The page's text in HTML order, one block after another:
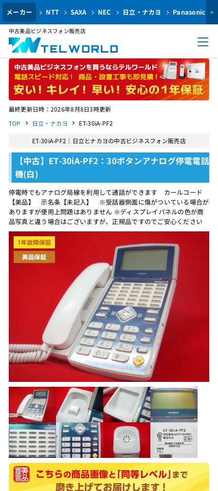
メーカー NTT SAXA NEC 日立・ナカヨ Panasonic >
中古美品ビジネスフォン販売店
最終更新日時：2026年8月8日3時更新
TOP
日立・ナカヨ ET-30iA-PF2
ET-30iA-PF2｜日立とナカヨの中古ビジネスフォン販売店
【中古】ET-30iA-PF2：30ボタンアナログ停電電話
機(白)
停電時でもアナログ局線を利用して通話ができます カールコード
【美品】 示名条【未記入】 ※受話器側面に傷がついている場合が
ありますが使用上問題はありません ※ディスプレイパネルの色が商
品写真と違う場合はございますが、正規品ですのでご安心ください